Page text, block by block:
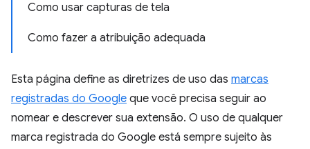
Como usar capturas de tela
Como fazer a atribuição adequada
Esta página define as diretrizes de uso das marcas
registradas do Google que você precisa seguir ao
nomear e descrever sua extensão. O uso de qualquer
marca registrada do Google está sempre sujeito às